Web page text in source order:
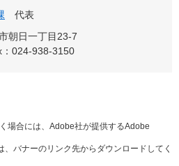
代表
朝日一丁目23-7
：024-938-3150
場合には、Adobe社が提供するAdobe
バナーのリンク先からダウンロードしてく